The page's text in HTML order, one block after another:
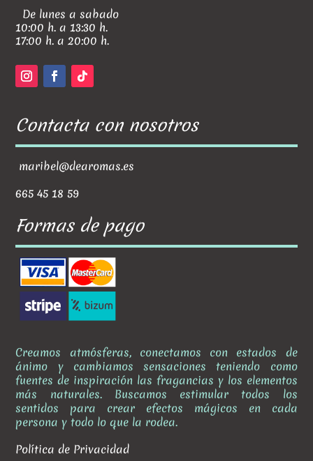
De lunes a sabado
10:00 h. a 13:30 h.
17:00 h. a 20:00 h.
Contacta con nosotros
maribel@dearomas.es
665 45 18 59
Formas de pago
Creamos atmósferas, conectamos con estados de
ánimo y cambiamos sensaciones teniendo como
fuentes de inspiración las fragancias y los elementos
más naturales. Buscamos estimular todos los
sentidos para crear efectos mágicos en cada
persona y todo lo que la rodea.
Política de Privacidad